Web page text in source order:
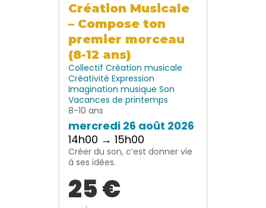
Création Musicale
– Compose ton
premier morceau
(8-12 ans)
Collectif Création musicale
Créativité Expression
Imagination musique Son
Vacances de printemps
8-10 ans
mercredi 26 août 2026
14h00 → 15h00
Créer du son, c’est donner vie
à ses idées.
25 €